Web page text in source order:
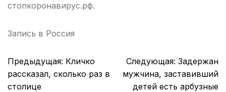
стопкоронавирус.рф.
Запись в Россия
Навигация
по
записям
Предыдущая: Кличко
рассказал, сколько раз в
столице
Следующая: Задержан
мужчина, заставивший
детей есть арбузные